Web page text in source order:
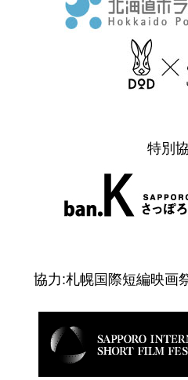
特別
協力:札幌国際短編映画